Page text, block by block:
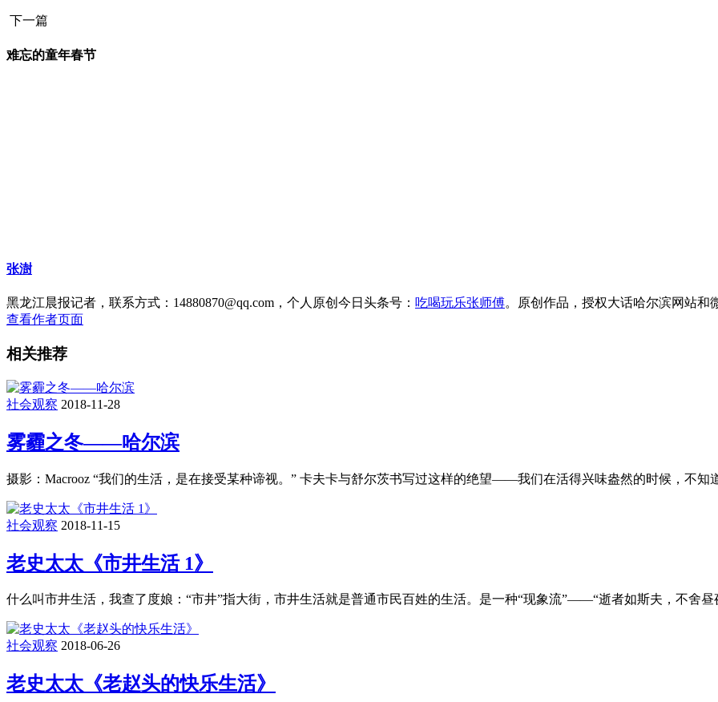
下一篇
难忘的童年春节
张澍
黑龙江晨报记者，联系方式：14880870@qq.com，个人原创今日头条号： 吃喝玩乐张师傅。原创作品，授权大话哈尔滨网站和
查看作者页面
相关推荐
社会观察 2018-11-28
雾霾之冬——哈尔滨
摄影：Macrooz “我们的生活，是在接受某种谛视。” 卡夫卡与舒尔茨书写过这样的绝望——我们在活得兴味盎然的时候，不知
社会观察 2018-11-15
老史太太《市井生活 1》
什么叫市井生活，我查了度娘：“市井”指大街，市井生活就是普通市民百姓的生活。是一种“现象流”——“逝者如斯夫，不舍
社会观察 2018-06-26
老史太太《老赵头的快乐生活》